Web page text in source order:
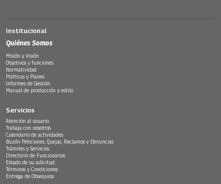
Institucional
Quiénes Somos
Misión y Visión
Objetivos y funciones
Normatividad
Políticas y Planes
Informes de Gestión
Manual de producción y estilo
Servicios
Atención al usuario
Trabaja con nosotros
Calendario de actividades
Buzón Peticiones, Quejas, Reclamos y Denuncias
Trámites y Servicios
Directorio de Funcionarios
Estado de su solicitud
Términos y Condiciones
Entrega de Obsequios